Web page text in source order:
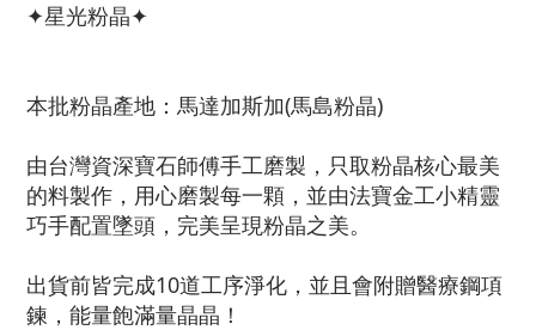
✦星光粉晶✦
本批粉晶產地：馬達加斯加(馬島粉晶)
由台灣資深寶石師傅手工磨製，只取粉晶核心最美
的料製作，用心磨製每一顆，並由法寶金工小精靈
巧手配置墜頭，完美呈現粉晶之美。
出貨前皆完成10道工序淨化，並且會附贈醫療鋼項
鍊，能量飽滿量晶晶！